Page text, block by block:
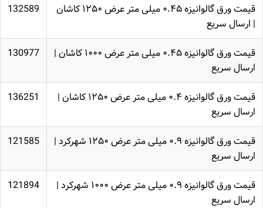
قیمت ورق گالوانیزه ۰.۴۵ میلی متر عرض ۱۲۵۰ کاشان
| ارسال سریع
132589
قیمت ورق گالوانیزه ۰.۴۵ میلی متر عرض ۱۰۰۰ کاشان |
ارسال سریع
130977
قیمت ورق گالوانیزه ۰.۴ میلی متر عرض ۱۲۵۰ کاشان |
ارسال سریع
136251
قیمت ورق گالوانیزه ۰.۹ میلی متر عرض ۱۲۵۰ شهرکرد |
ارسال سریع
121585
قیمت ورق گالوانیزه ۰.۹ میلی متر عرض ۱۰۰۰ شهرکرد |
ارسال سریع
121894